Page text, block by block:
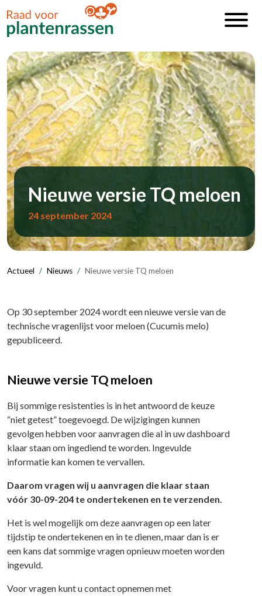
Nieuwe versie TQ meloen
24 september 2024
Actueel Nieuws Nieuwe versie TQ meloen
Op 30 september 2024 wordt een nieuwe versie van de
technische vragenlijst voor meloen (Cucumis melo)
gepubliceerd.
Nieuwe versie TQ meloen
Bij sommige resistenties is in het antwoord de keuze
“niet getest” toegevoegd. De wijzigingen kunnen
gevolgen hebben voor aanvragen die al in uw dashboard
klaar staan om ingediend te worden. Ingevulde
informatie kan komen te vervallen.
Daarom vragen wij u aanvragen die klaar staan
vóór 30-09-204 te ondertekenen en te verzenden.
Het is wel mogelijk om deze aanvragen op een later
tijdstip te ondertekenen en in te dienen, maar dan is er
een kans dat sommige vragen opnieuw moeten worden
ingevuld.
Voor vragen kunt u contact opnemen met